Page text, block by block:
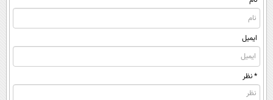
ایمیل
* نظر